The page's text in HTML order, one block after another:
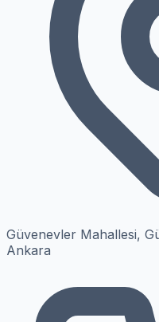
Güvenevler Mahallesi,
Ankara